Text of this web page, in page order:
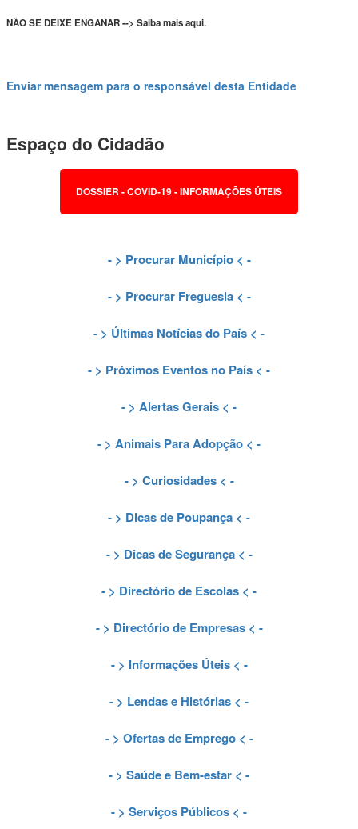
NÃO SE DEIXE ENGANAR --> Saiba mais aqui.
Enviar mensagem para o responsável desta Entidade
Espaço do Cidadão
DOSSIER - COVID-19 - INFORMAÇÕES ÚTEIS
- > Procurar Município< -
- > Procurar Freguesia< -
- > Últimas Notícias do País < -
- > Próximos Eventos no País < -
- > Alertas Gerais < -
- > Animais Para Adopção < -
- > Curiosidades< -
- > Dicas de Poupança < -
- > Dicas de Segurança< -
- > Directório de Escolas < -
- > Directório de Empresas< -
- > Informações Úteis< -
- > Lendas e Histórias < -
- > Ofertas de Emprego< -
- > Saúde e Bem-estar < -
- > Serviços Públicos < -